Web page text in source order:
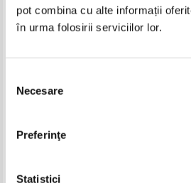
pot combina cu alte informații
în urma folosirii serviciilor lor.
consimțământului
Necesare
Preferinţe
Statistici
-60%